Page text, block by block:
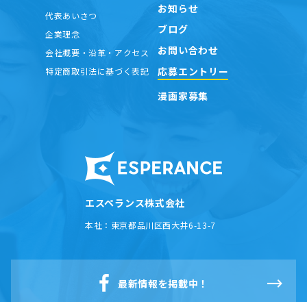
エスペランス株式会社
本社： 東京都品川区西大井6-13-7
代表あいさつ
企業理念
会社概要・沿革・アクセス
特定商取引法に基づく表記
お知らせ
ブログ
お問い合わせ
応募エントリー
漫画家募集
最新情報を掲載中！